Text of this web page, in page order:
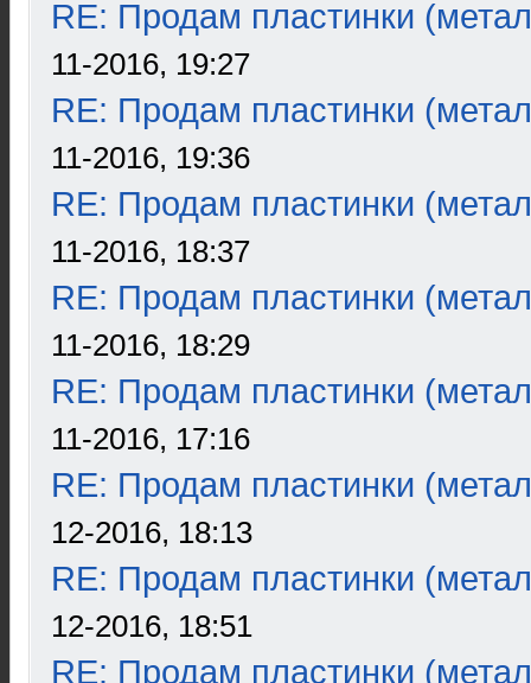
RE: Продам пластинки
11-2016, 19:27
RE: Продам пластинки
11-2016, 19:36
RE: Продам пластинки
11-2016, 18:37
RE: Продам пластинки
11-2016, 18:29
RE: Продам пластинки
11-2016, 17:16
RE: Продам пластинки
12-2016, 18:13
RE: Продам пластинки
12-2016, 18:51
RE: Продам пластинки